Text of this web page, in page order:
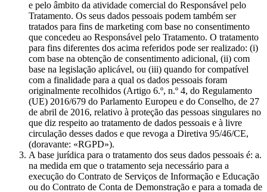
e pelo âmbito da atividade comercial do Responsável pelo
Tratamento. Os seus dados pessoais podem também ser
tratados para fins de marketing com base no consentimento
que concedeu ao Responsável pelo Tratamento. O tratamento
para fins diferentes dos acima referidos pode ser realizado: (i)
com base na obtenção de consentimento adicional, (ii) com
base na legislação aplicável, ou (iii) quando for compatível
com a finalidade para a qual os dados pessoais foram
originalmente recolhidos (Artigo 6.º, n.º 4, do Regulamento
(UE) 2016/679 do Parlamento Europeu e do Conselho, de 27
de abril de 2016, relativo à proteção das pessoas singulares no
que diz respeito ao tratamento de dados pessoais e à livre
circulação desses dados e que revoga a Diretiva 95/46/CE,
(doravante: «RGPD»).
A base jurídica para o tratamento dos seus dados pessoais é: a.
na medida em que o tratamento seja necessário para a
execução do Contrato de Serviços de Informação e Educação
ou do Contrato de Conta de Demonstração e para a tomada de